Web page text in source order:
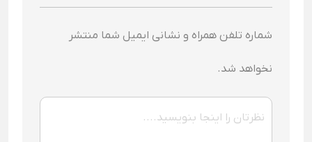
شماره تلفن همراه و نشانی ایمیل شما منتشر
نخواهد شد.